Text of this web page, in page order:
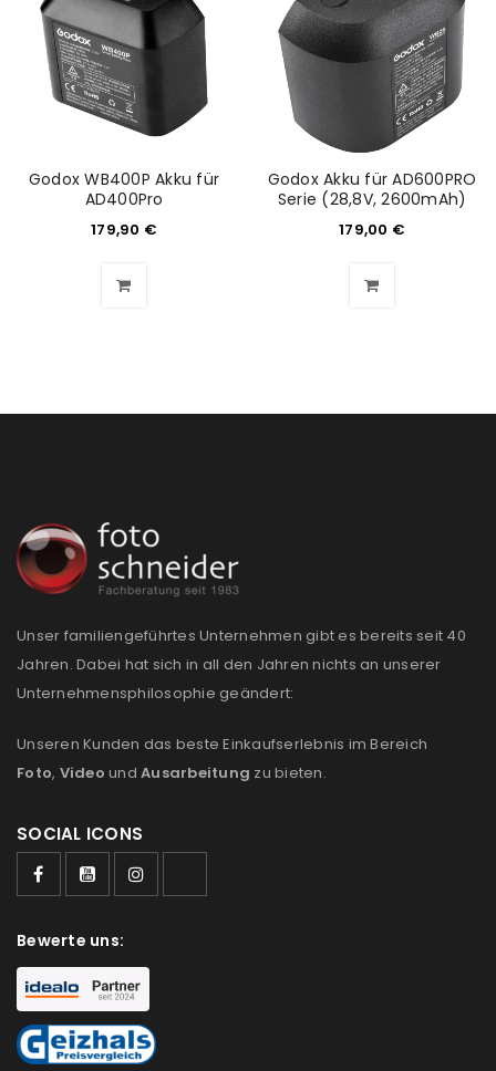
Godox WB400P Akku für
AD400Pro
179,90 €
Godox Akku für AD600PRO
Serie (28,8V, 2600mAh)
179,00 €
Unser familiengeführtes Unternehmen gibt es bereits seit 40
Jahren. Dabei hat sich in all den Jahren nichts an unserer
Unternehmensphilosophie geändert:
Unseren Kunden das beste Einkaufserlebnis im Bereich
Foto, Video und Ausarbeitung zu bieten.
SOCIAL ICONS
Bewerte uns: